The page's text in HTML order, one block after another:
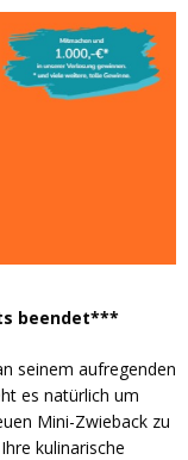
beendet***
seinem aufregenden
es natürlich um
Mini-Zwieback zu
kulinarische